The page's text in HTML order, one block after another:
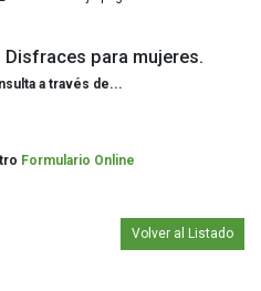
Disfraces para mujeres.
a través de...
Formulario Online
Volver al Listado